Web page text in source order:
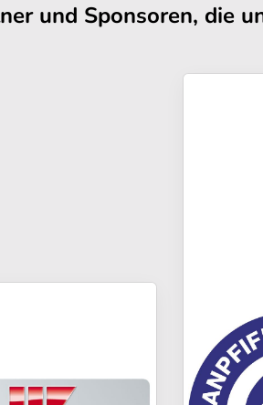
und Sponsoren, die